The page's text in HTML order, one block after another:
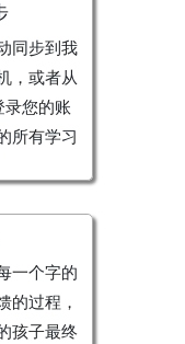
同步到我
，或者从
您的账
所有学习
一个字的
的过程，
孩子最终